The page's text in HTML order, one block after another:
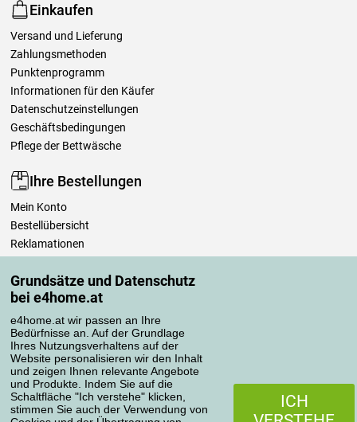
Grundsätze und Datenschutz
bei e4home.at
e4home.at wir passen an Ihre
Bedürfnisse an. Auf der Grundlage
Ihres Nutzungsverhaltens auf der
Website personalisieren wir den Inhalt
und zeigen Ihnen relevante Angebote
und Produkte. Indem Sie auf die
Schaltfläche "Ich verstehe" klicken,
stimmen Sie auch der Verwendung von
ICH
Einkaufen
Versand und Lieferung
Zahlungsmethoden
Punktenprogramm
Informationen für den Käufer
Datenschutzeinstellungen
Geschäftsbedingungen
Pflege der Bettwäsche
Ihre Bestellungen
Mein Konto
Bestellübersicht
Reklamationen
Einfach mehr wissen
Richtlinien zur Verarbeitung von Bewertungen
Transportarten
Zahlungsmethoden